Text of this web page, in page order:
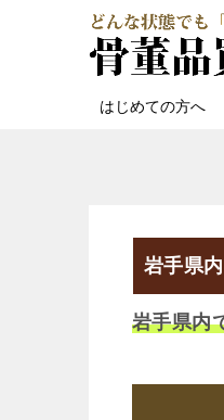
はじめての方へ
岩手県
岩手県内